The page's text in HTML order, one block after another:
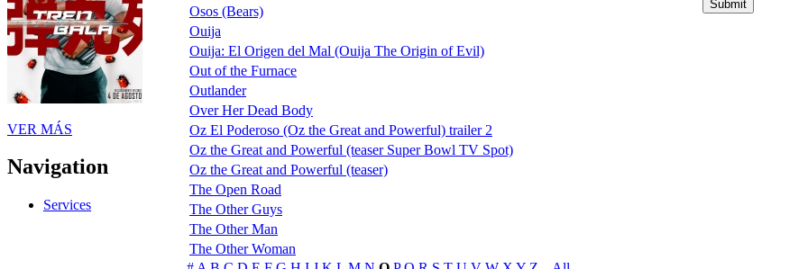
VER MÁS
Navigation
Services
Osos (Bears)
Ouija
Ouija: El Origen del Mal (Ouija The Origin of Evil)
Out of the Furnace
Outlander
Over Her Dead Body
Oz El Poderoso (Oz the Great and Powerful) trailer 2
Oz the Great and Powerful (teaser Super Bowl TV Spot)
Oz the Great and Powerful (teaser)
The Open Road
The Other Guys
The Other Man
The Other Woman